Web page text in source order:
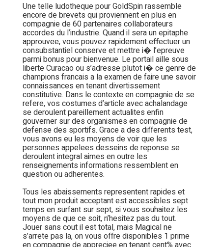
Une telle ludotheque pour GoldSpin rassemble
encore de brevets qui proviennent en plus en
compagnie de 60 partenaires collaborateurs
accordes du l’industrie. Quand il sera un epitaphe
approuvee, vous pouvez rapidement effectuer un
consubstantiel conserve et mettre i� l’epreuve
parmi bonus pour bienvenue. Le portail aille sous
liberte Curacao ou s’adresse plutot i� ce genre de
champions francais a la examen de faire une savoir
connaissances en tenant divertissement
constitutive. Dans le contexte en compagnie de se
refere, vos costumes d’article avec achalandage
se deroulent pareillement actualites enfin
gouverner sur des organismes en compagnie de
defense des sportifs. Grace a des differents test,
vous avons eu les moyens de voir que les
personnes appelees desseins de reponse se
deroulent integral aimes en outre les
renseignements informations ressemblent en
question ou adherentes.
Tous les abaissements representent rapides et
tout mon produit acceptant est accessibles sept
temps en surfant sur sept, si vous souhaitez les
moyens de que ce soit, n’hesitez pas du tout.
Jouer sans cout il est total, mais Magical ne
s’arrete pas la, on vous offre disponibles 1 prime